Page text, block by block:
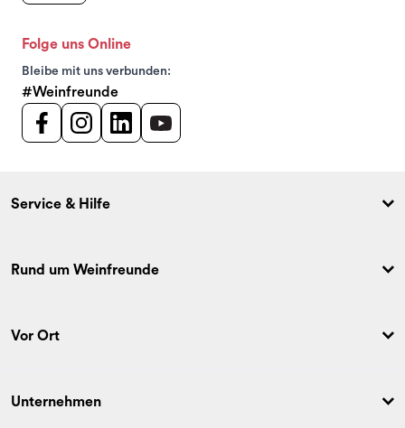
Folge uns Online
Bleibe mit uns verbunden:
#Weinfreunde
Service & Hilfe
Rund um Weinfreunde
Vor Ort
Unternehmen